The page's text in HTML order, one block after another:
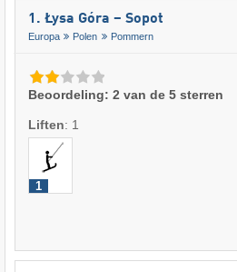
1. Łysa Góra – Sopot
Europa Polen Pommern
Beoordeling: 2 van de 5 sterren
Liften: 1
1